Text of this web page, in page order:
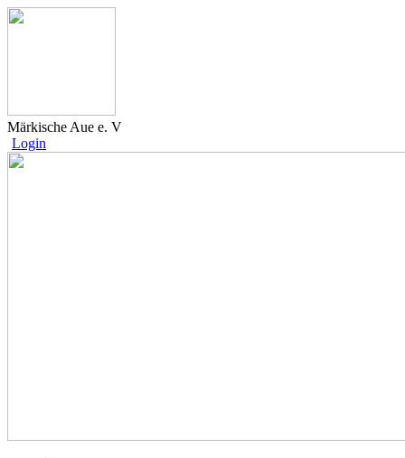
Märkische Aue e. V
Login